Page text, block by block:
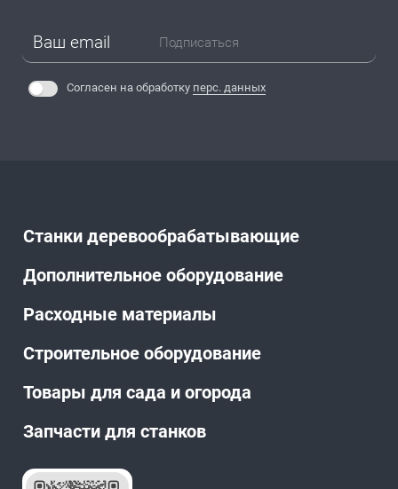
Станки деревообрабатывающие
Дополнительное оборудование
Расходные материалы
Строительное оборудование
Товары для сада и огорода
Запчасти для станков
Подписаться
Согласен на обработку перс. данных